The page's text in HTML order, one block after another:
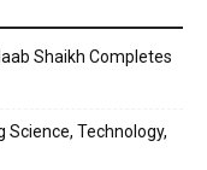
Shaikh Completes
Science, Technology,